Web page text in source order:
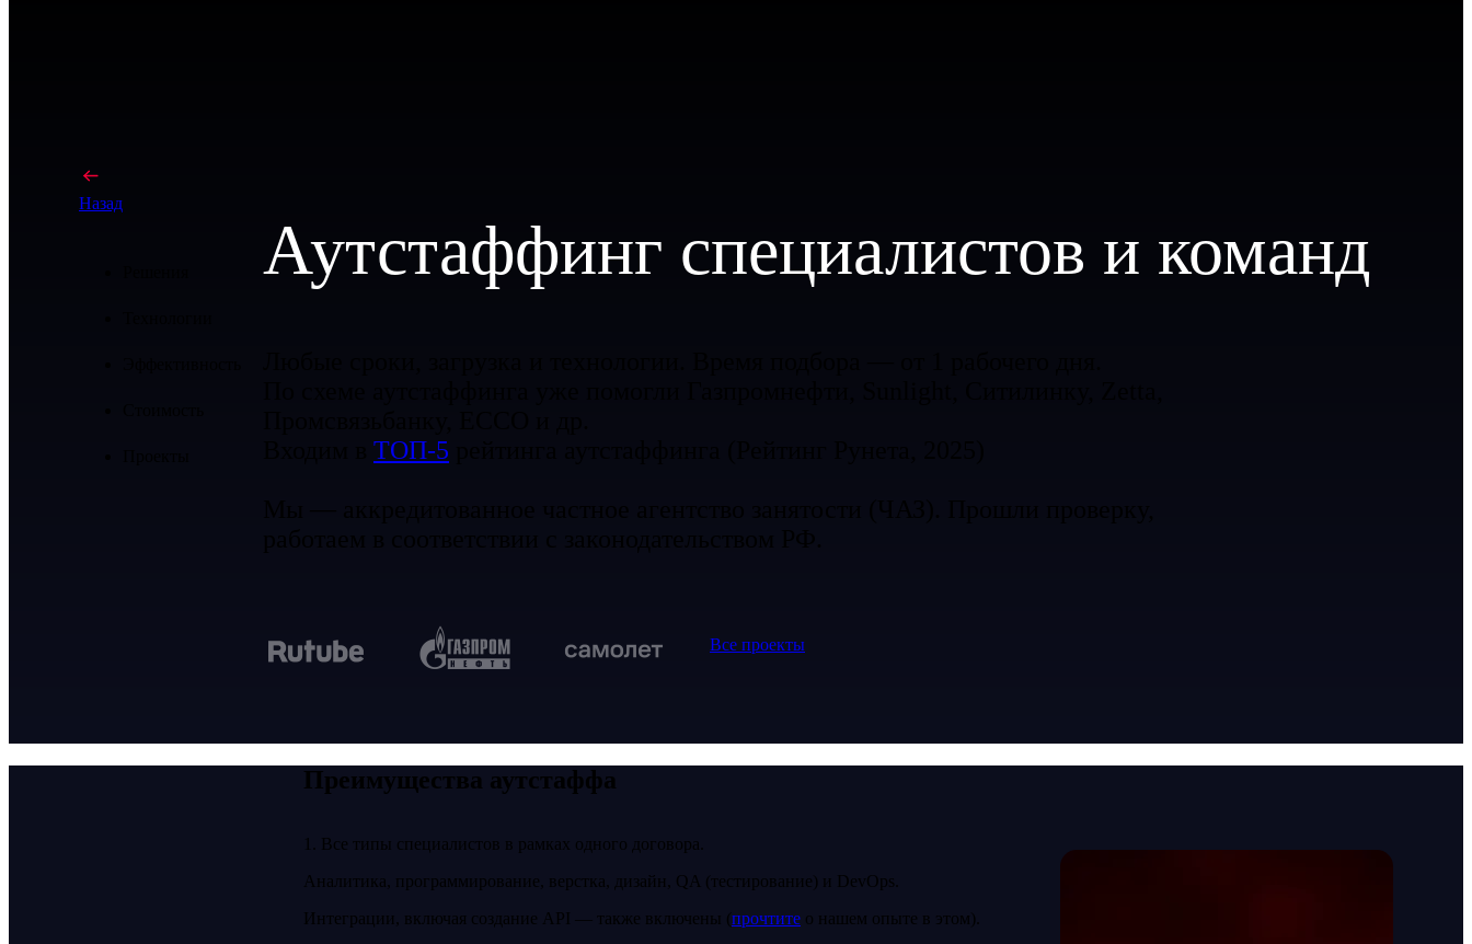
Назад
Аутстаффинг специалистов и команд
ТОП-5
Все проекты
Преимущества аутстаффа
1. Все типы специалистов в рамках одного договора.
Аналитика, программирование, верстка, дизайн, QA (тестирование) и DevOps.
Интеграции, включая создание API — также включены (прочтите о нашем опыте в этом).